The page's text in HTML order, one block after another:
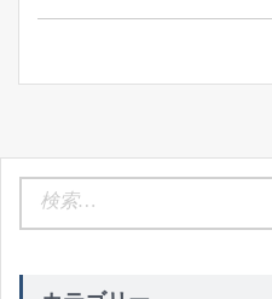
ゲ
シ
ン